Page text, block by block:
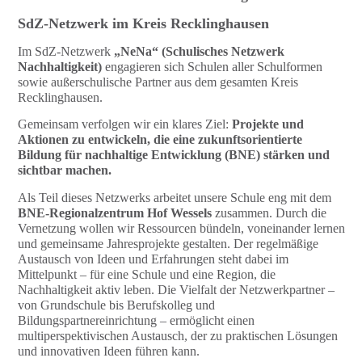
SdZ-Netzwerk im Kreis Recklinghausen
Im SdZ-Netzwerk „NeNa“ (Schulisches Netzwerk
Nachhaltigkeit) engagieren sich Schulen aller Schulformen
sowie außerschulische Partner aus dem gesamten Kreis
Recklinghausen.
Gemeinsam verfolgen wir ein klares Ziel:Projekte und
Aktionen zu entwickeln, die eine zukunftsorientierte
Bildung für nachhaltige Entwicklung (BNE) stärken und
sichtbar machen.
Als Teil dieses Netzwerks arbeitet unsere Schule eng mit dem
BNE-Regionalzentrum Hof Wessels zusammen. Durch die
Vernetzung wollen wir Ressourcen bündeln, voneinander lernen
und gemeinsame Jahresprojekte gestalten. Der regelmäßige
Austausch von Ideen und Erfahrungen steht dabei im
Mittelpunkt – für eine Schule und eine Region, die
Nachhaltigkeit aktiv leben. Die Vielfalt der Netzwerkpartner –
von Grundschule bis Berufskolleg und
Bildungspartnereinrichtung – ermöglicht einen
multiperspektivischen Austausch, der zu praktischen Lösungen
und innovativen Ideen führen kann.